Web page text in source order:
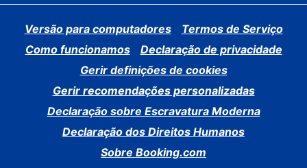
Versão para computadores
Termos de Serviço
Como funcionamos
Declaração de privacidade
Gerir definições de cookies
Gerir recomendações personalizadas
Declaração sobre Escravatura Moderna
Declaração dos Direitos Humanos
Sobre Booking.com